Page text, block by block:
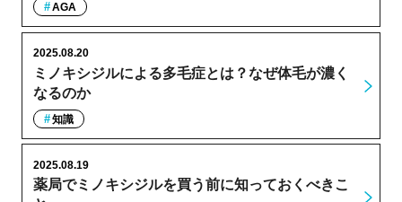
AGA
ミノキシジルによる多毛症とは？なぜ体毛が濃く
なるのか
2025.08.20
知識
薬局でミノキシジルを買う前に知っておくべきこ
2025.08.19